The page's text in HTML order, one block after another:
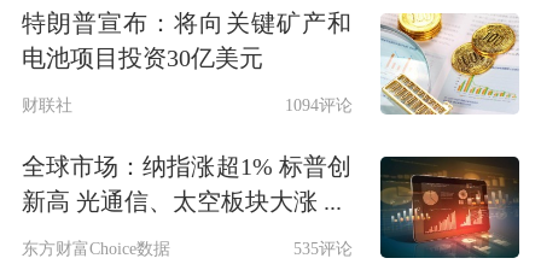
35家公司入围送转
由于送转的案例变得稀缺， 市场对送转
股的关注或将进一步升温。数据宝统计
特朗普宣布：将向关键矿产和
电池项目投资30亿美元
财联社 1094评论
全球市场：纳指涨超1% 标普创
新高 光通信、太空板块大涨 ...
东方财富Choice数据 535评论